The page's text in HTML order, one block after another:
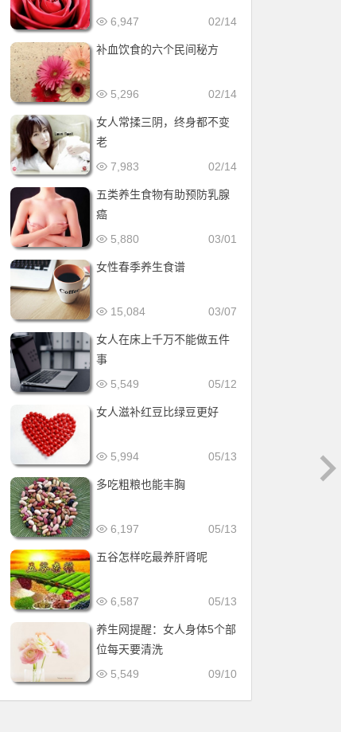
02/14
6,947
补血饮食的六个民间秘方
02/14
5,296
女人常揉三阴，终身都不变
老
02/14
7,983
五类养生食物有助预防乳腺
癌
03/01
5,880
女性春季养生食谱
03/07
15,084
女人在床上千万不能做五件
事
05/12
5,549
女人滋补红豆比绿豆更好
05/13
5,994
多吃粗粮也能丰胸
05/13
6,197
五谷怎样吃最养肝肾呢
05/13
6,587
养生网提醒：女人身体5个部
位每天要清洗
09/10
5,549